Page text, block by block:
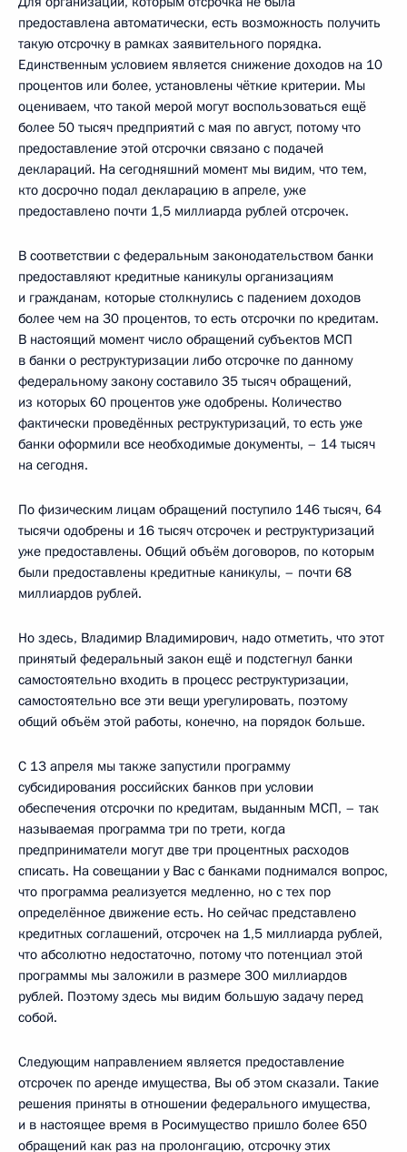
предоставлена автоматически, есть возможность получить
такую отсрочку в рамках заявительного порядка.
Единственным условием является снижение доходов на 10
процентов или более, установлены чёткие критерии. Мы
оцениваем, что такой мерой могут воспользоваться ещё
более 50 тысяч предприятий с мая по август, потому что
предоставление этой отсрочки связано с подачей
деклараций. На сегодняшний момент мы видим, что тем,
кто досрочно подал декларацию в апреле, уже
предоставлено почти 1,5 миллиарда рублей отсрочек.
В соответствии с федеральным законодательством банки
предоставляют кредитные каникулы организациям
и гражданам, которые столкнулись с падением доходов
более чем на 30 процентов, то есть отсрочки по кредитам.
В настоящий момент число обращений субъектов МСП
в банки о реструктуризации либо отсрочке по данному
федеральному закону составило 35 тысяч обращений,
из которых 60 процентов уже одобрены. Количество
фактически проведённых реструктуризаций, то есть уже
банки оформили все необходимые документы, – 14 тысяч
на сегодня.
По физическим лицам обращений поступило 146 тысяч, 64
тысячи одобрены и 16 тысяч отсрочек и реструктуризаций
уже предоставлены. Общий объём договоров, по которым
были предоставлены кредитные каникулы, – почти 68
миллиардов рублей.
Но здесь, Владимир Владимирович, надо отметить, что этот
принятый федеральный закон ещё и подстегнул банки
самостоятельно входить в процесс реструктуризации,
самостоятельно все эти вещи урегулировать, поэтому
общий объём этой работы, конечно, на порядок больше.
С 13 апреля мы также запустили программу
субсидирования российских банков при условии
обеспечения отсрочки по кредитам, выданным МСП, – так
называемая программа три по трети, когда
предприниматели могут две три процентных расходов
списать. На совещании у Вас с банками поднимался вопрос,
что программа реализуется медленно, но с тех пор
определённое движение есть. Но сейчас представлено
кредитных соглашений, отсрочек на 1,5 миллиарда рублей,
что абсолютно недостаточно, потому что потенциал этой
программы мы заложили в размере 300 миллиардов
рублей. Поэтому здесь мы видим большую задачу перед
собой.
Следующим направлением является предоставление
отсрочек по аренде имущества, Вы об этом сказали. Такие
решения приняты в отношении федерального имущества,
и в настоящее время в Росимущество пришло более 650
обращений как раз на пролонгацию, отсрочку этих